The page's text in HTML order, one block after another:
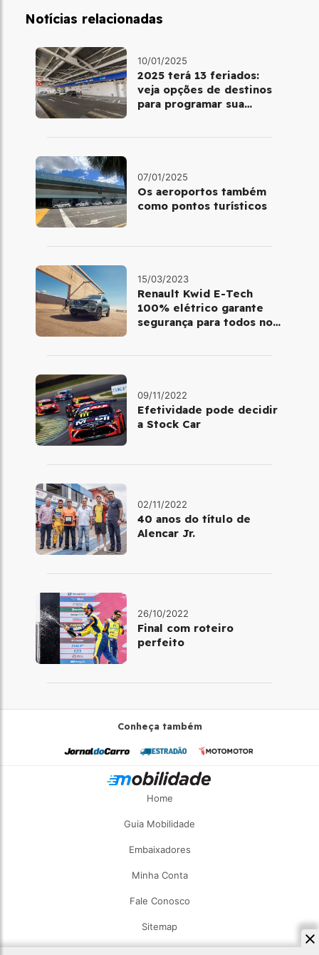
Notícias relacionadas
10/01/2025
2025 terá 13 feriados:
veja opções de destinos
para programar sua
07/01/2025
Os aeroportos também
como pontos turísticos
15/03/2023
Renault Kwid E-Tech
100% elétrico garante
segurança para todos no
09/11/2022
Efetividade pode decidir
a Stock Car
02/11/2022
40 anos do título de
Alencar Jr.
26/10/2022
Final com roteiro
perfeito
Conheça também
Home
Guia Mobilidade
Embaixadores
Minha Conta
Fale Conosco
Sitemap